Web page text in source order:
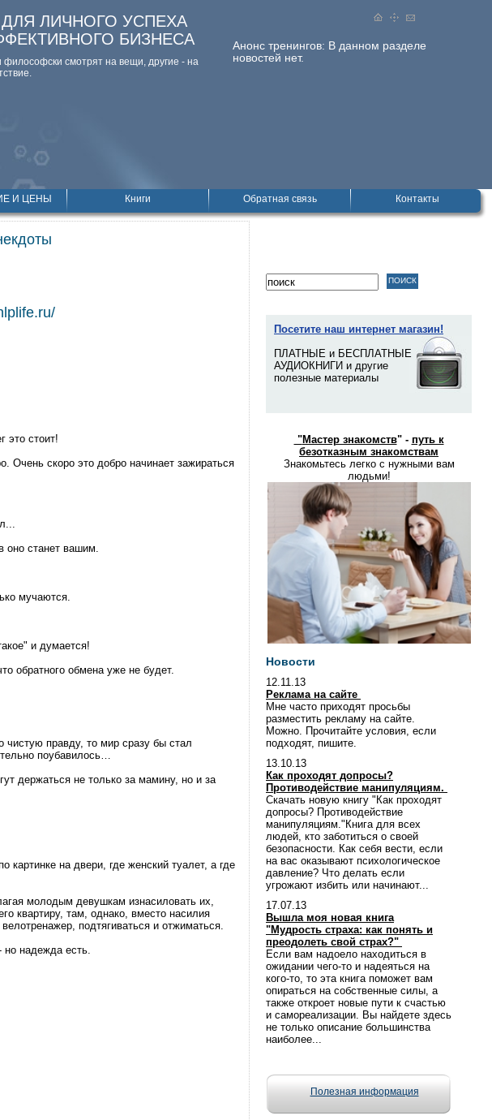
Анонс тренингов: В данном разделе
новостей нет.
ДЛЯ ЛИЧНОГО УСПЕХА
БИЗНЕСА
смотpят на вещи, дpугие - на
И ЦЕНЫ Книги Обратная связь Контакты
это стоит!
Очень скоро это добро начинает зажираться
оно станет вашим.
мучаются.
и думается!
обратного обмена уже не будет.
чистую правду, то мир сразу бы стал
поубавилось…
держаться не только за мамину, но и за
картинке на двери, где женский туалет, а где
молодым девушкам изнасиловать их,
квартиру, там, однако, вместо насилия
подтягиваться и отжиматься.
но надежда есть.
Посетите наш интернет магазин!
ПЛАТНЫЕ и БЕСПЛАТНЫЕ
АУДИОКНИГИ и другие
полезные материалы
"Мастер знакомств" - путь к
безотказным знакомствам
Знакомьтесь легко с нужными вам
людьми!
Новости
12.11.13
Реклама на сайте
Мне часто приходят просьбы
разместить рекламу на сайте.
Можно. Прочитайте условия, если
подходят, пишите.
13.10.13
Как проходят допросы?
Противодействие манипуляциям.
Скачать новую книгу "Как проходят
допросы? Противодействие
манипуляциям."Книга для всех
людей, кто заботиться о своей
безопасности. Как себя вести, если
на вас оказывают психологическое
давление? Что делать если
угрожают избить или начинают...
17.07.13
Вышла моя новая книга
"Мудрость страха: как понять и
преодолеть свой страх?"
Если вам надоело находиться в
ожидании чего-то и надеяться на
кого-то, то эта книга поможет вам
опираться на собственные силы, а
также откроет новые пути к счастью
и самореализации. Вы найдете здесь
не только описание большинства
наиболее...
Полезная информация